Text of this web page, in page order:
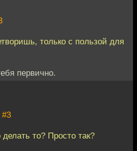
только с пользой для
первично.
#3
то? Просто так?